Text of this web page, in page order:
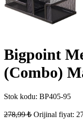
Bigpoint
(Combo)
Stok kodu: BP405-95
278,99₺ Orijinal fiyat: